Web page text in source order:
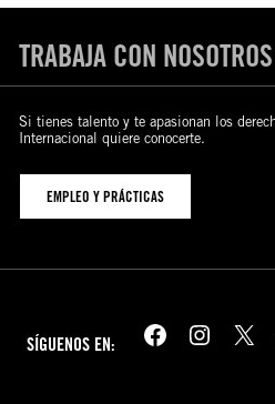
TRABAJA CON NOSOTROS
Si tienes talento y te apasionan los
Internacional quiere conocerte.
EMPLEO Y PRÁCTICAS
SÍGUENOS EN: Facebook Instagram X